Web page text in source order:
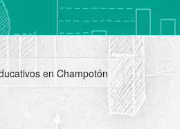
en Champotón